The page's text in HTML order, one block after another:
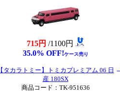
715円 /1100円
35.0% OFF!ケース売り
【タカラトミー】トミカプレミアム 06 日
産 180SX
商品コード：TK-951636